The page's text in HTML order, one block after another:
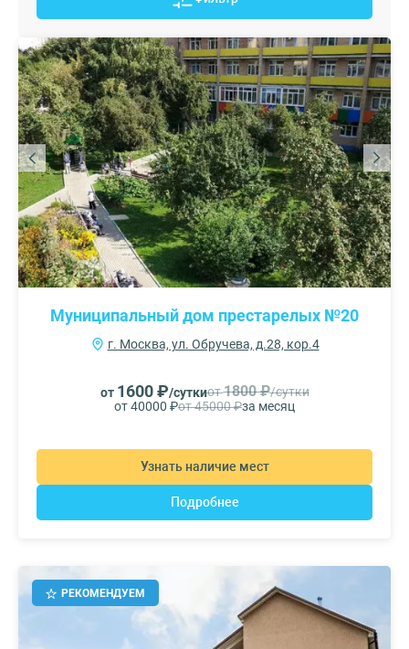
Муниципальный дом престарелых №20
г. Москва, ул. Обручева, д.28, кор.4
от 1600 ₽/суткиот1800 ₽/сутки
от 40000 ₽от 45000 ₽за месяц
Узнать наличие мест
Подробнее
РЕКОМЕНДУЕМ